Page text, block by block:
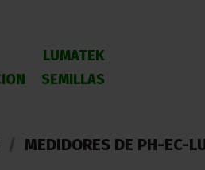
LUMATEK
SEMILLAS
MEDIDORES DE PH-EC-